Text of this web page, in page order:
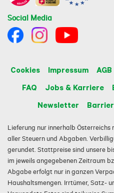
Social Media
Cookies Impressum AGB
FAQ
Jobs & Karriere
Newsletter
Lieferung nur innerhalb Österreichs
aller Steuern und Abgaben.
gerundet. Stattpreise sind unsere
im jeweils angegebenen Zeitraum
Abgabe erfolgt nur in ganzen
Haushaltsmengen. Irrtümer, Satz-